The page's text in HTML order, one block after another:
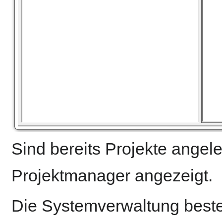
Sind bereits Projekte
Projektmanager angezeigt.
Die Systemverwaltung